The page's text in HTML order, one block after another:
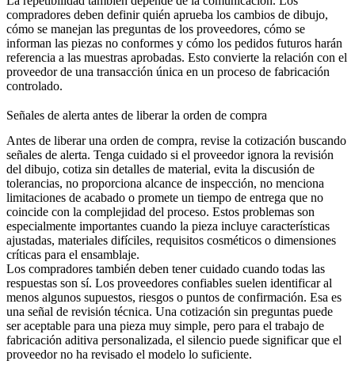
compradores deben definir quién aprueba los cambios de dibujo,
cómo se manejan las preguntas de los proveedores, cómo se
informan las piezas no conformes y cómo los pedidos futuros harán
referencia a las muestras aprobadas. Esto convierte la relación con el
proveedor de una transacción única en un proceso de fabricación
controlado.
Señales de alerta antes de liberar la orden de compra
Antes de liberar una orden de compra, revise la cotización buscando
señales de alerta. Tenga cuidado si el proveedor ignora la revisión
del dibujo, cotiza sin detalles de material, evita la discusión de
tolerancias, no proporciona alcance de inspección, no menciona
limitaciones de acabado o promete un tiempo de entrega que no
coincide con la complejidad del proceso. Estos problemas son
especialmente importantes cuando la pieza incluye características
ajustadas, materiales difíciles, requisitos cosméticos o dimensiones
críticas para el ensamblaje.
Los compradores también deben tener cuidado cuando todas las
respuestas son sí. Los proveedores confiables suelen identificar al
menos algunos supuestos, riesgos o puntos de confirmación. Esa es
una señal de revisión técnica. Una cotización sin preguntas puede
ser aceptable para una pieza muy simple, pero para el trabajo de
fabricación aditiva personalizada, el silencio puede significar que el
proveedor no ha revisado el modelo lo suficiente.